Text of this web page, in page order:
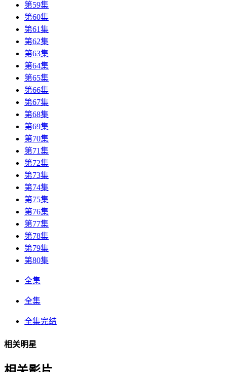
第59集
第60集
第61集
第62集
第63集
第64集
第65集
第66集
第67集
第68集
第69集
第70集
第71集
第72集
第73集
第74集
第75集
第76集
第77集
第78集
第79集
第80集
全集
全集
全集完结
相关明星